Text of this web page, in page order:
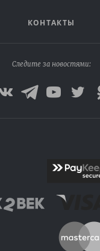
КОНТАКТЫ
Следите за новостями: